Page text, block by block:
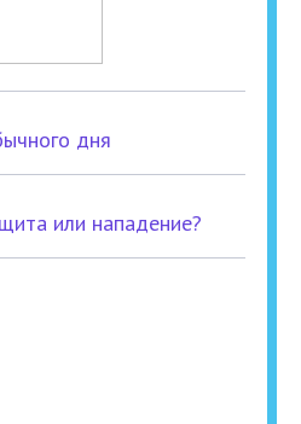
дня
или нападение?